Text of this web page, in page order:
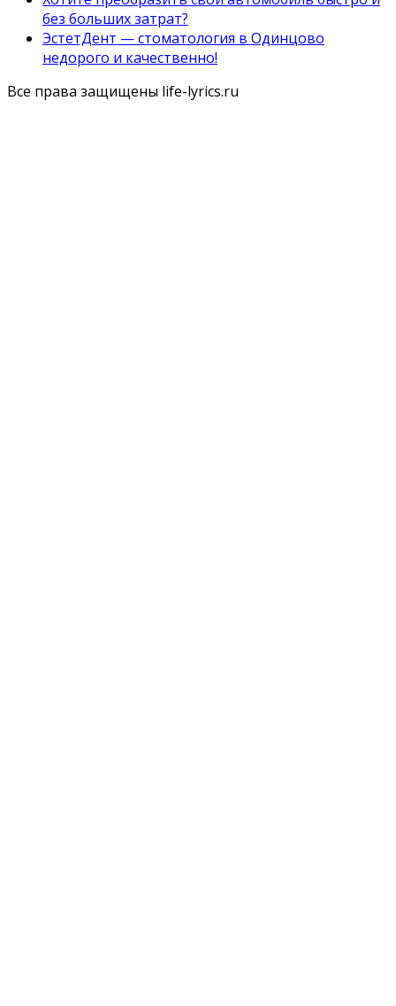
без больших затрат?
ЭстетДент — стоматология в Одинцово
недорого и качественно!
Все права защищены life-lyrics.ru